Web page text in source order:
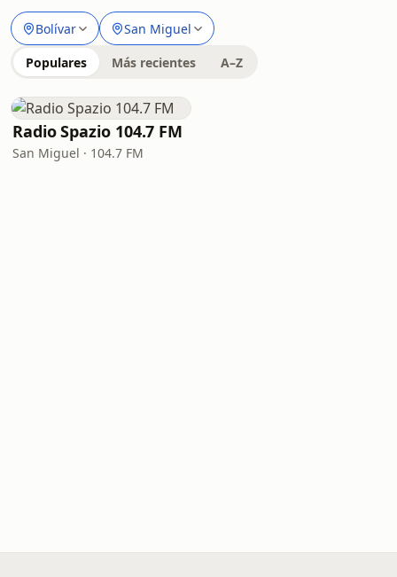
Bolívar San Miguel
Populares Más recientes A–Z
Radio Spazio 104.7 FM
San Miguel · 104.7 FM